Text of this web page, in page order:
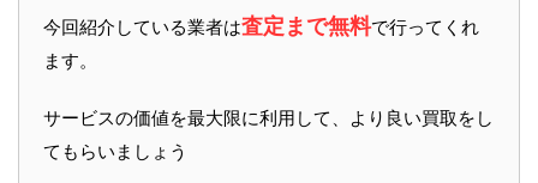
今回紹介している業者は査定まで無料で行ってくれ
ます。
サービスの価値を最大限に利用して、より良い買取をし
てもらいましょう